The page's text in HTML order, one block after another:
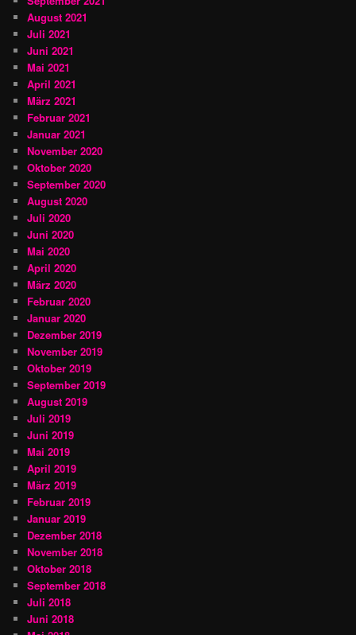
August 2021
Juli 2021
Juni 2021
Mai 2021
April 2021
März 2021
Februar 2021
Januar 2021
November 2020
Oktober 2020
September 2020
August 2020
Juli 2020
Juni 2020
Mai 2020
April 2020
März 2020
Februar 2020
Januar 2020
Dezember 2019
November 2019
Oktober 2019
September 2019
August 2019
Juli 2019
Juni 2019
Mai 2019
April 2019
März 2019
Februar 2019
Januar 2019
Dezember 2018
November 2018
Oktober 2018
September 2018
Juli 2018
Juni 2018